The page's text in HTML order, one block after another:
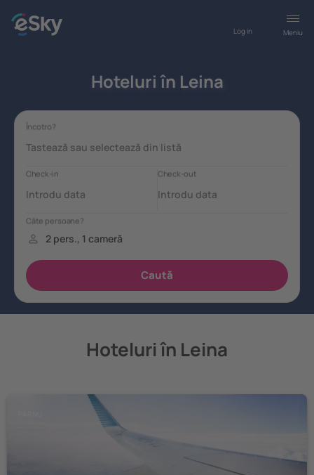
Meniu
Log in
Hoteluri în Leina
Hoteluri în Leina